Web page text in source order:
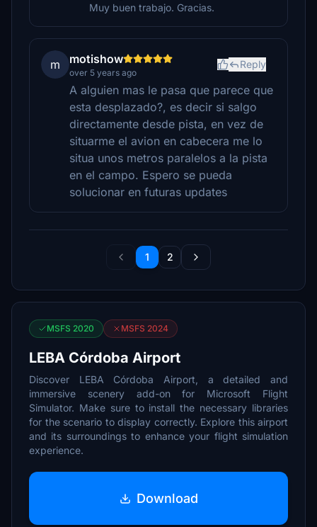
Muy buen trabajo. Gracias.
m motishow
over 5 years ago
Reply
A alguien mas le pasa que parece que
esta desplazado?, es decir si salgo
directamente desde pista, en vez de
situarme el avion en cabecera me lo
situa unos metros paralelos a la pista
en el campo. Espero se pueda
solucionar en futuras updates
1 2
MSFS 2020 MSFS 2024
LEBA Córdoba Airport
Discover LEBA Córdoba Airport, a detailed and
immersive scenery add-on for Microsoft Flight
Simulator. Make sure to install the necessary libraries
for the scenario to display correctly. Explore this airport
and its surroundings to enhance your flight simulation
experience.
Download